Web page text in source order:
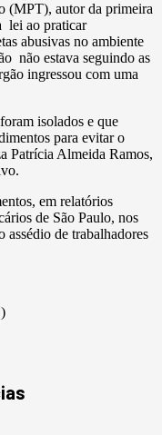
(MPT), autor da primeira
lei ao praticar
abusivas no ambiente
não estava seguindo as
ingressou com uma
isolados e que
para evitar o
Patrícia Almeida Ramos,
em relatórios
de São Paulo, nos
assédio de trabalhadores